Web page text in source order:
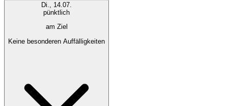
Di., 14.07.
pünktlich
am Ziel
Keine besonderen Auffälligkeiten